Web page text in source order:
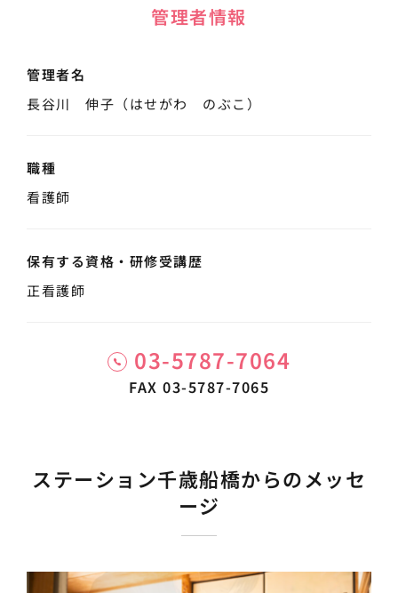
管理者情報
管理者名
長谷川 伸子（はせがわ のぶこ）
職種
看護師
保有する資格・ 研修受講歴
正看護師
03-5787-7064
FAX 03-5787-7065
ステーション千歳船橋からのメッセ
ージ